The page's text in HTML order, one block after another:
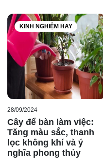
KINH NGHIỆM HAY
28/09/2024
Cây để bàn làm việc:
Tăng màu sắc, thanh
lọc không khí và ý
nghĩa phong thủy